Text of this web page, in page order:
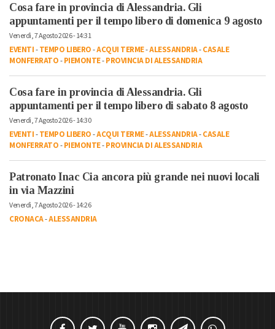
Cosa fare in provincia di Alessandria. Gli
appuntamenti per il tempo libero di domenica 9 agosto
Venerdì, 7 Agosto 2026 - 14:31
EVENTI-TEMPO LIBERO-ACQUI TERME-ALESSANDRIA-CASALE
MONFERRATO-PIEMONTE-PROVINCIA DI ALESSANDRIA
Cosa fare in provincia di Alessandria. Gli
appuntamenti per il tempo libero di sabato 8 agosto
Venerdì, 7 Agosto 2026 - 14:30
EVENTI-TEMPO LIBERO-ACQUI TERME-ALESSANDRIA-CASALE
MONFERRATO-PIEMONTE-PROVINCIA DI ALESSANDRIA
Patronato Inac Cia ancora più grande nei nuovi locali
in via Mazzini
Venerdì, 7 Agosto 2026 - 14:26
CRONACA-ALESSANDRIA